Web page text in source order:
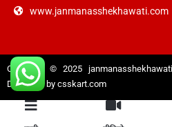
www.janmanasshekhawati.com
Copyright © 2025
Designed by csskart.com